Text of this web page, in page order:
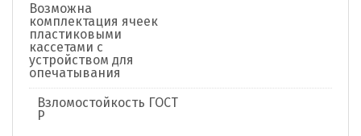
Возможна
комплектация ячеек
пластиковыми
кассетами с
устройством для
опечатывания
Взломостойкость ГОСТ
Р